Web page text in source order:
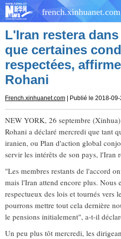
french.xinhuanet.com
L'Iran restera
que certaines
respectées,
Rohani
French.xinhuanet.com | Publié le 2018-
NEW YORK, 26 septembre
Rohani a déclaré mercredi que tant
iranien, ou Plan d'action global
servir les intérêts de son pays, l'Iran
"Les membres restants de l'accord
mais l'Iran attend encore plus. Nous
respectueux des lois et tournés vers
pourrons mettre tout cela dernière
le pensions initialement", a-t-il
Un peu plus tôt mercredi, les